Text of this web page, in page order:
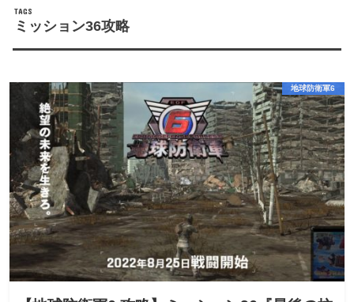
ミッション36攻略
地球防衛軍6